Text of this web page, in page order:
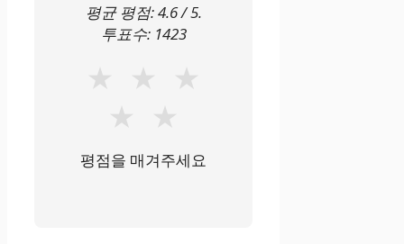
평균 평점:4.6/ 5.
투표수: 1423
★ ★
★
★
★
평점을 매겨주세요